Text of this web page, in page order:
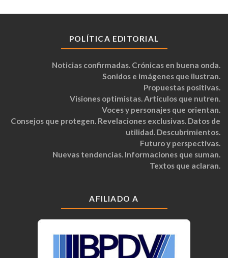
POLÍTICA EDITORIAL
Noticias confirmadas. Crónicas en buena onda.
Sonidos e imágenes que ilustran.
Propuestas positivas.
Visiones optimistas. Artículos que nutren.
Voces y personajes que orientan.
Consejos que protegen. Revelaciones exclusivas. Datos de
utilidad. Descubrimientos.
Futuro y perspectivas.
Nuevas tendencias. Informaciones que suman.
Textos que aclaran.
AFILIADO A